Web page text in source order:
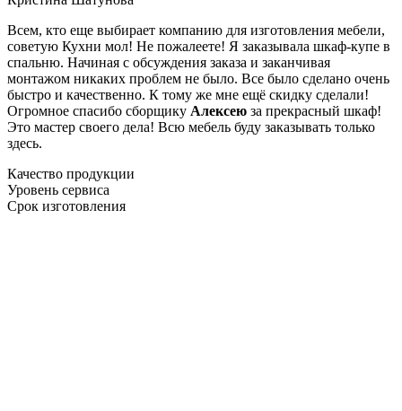
Всем, кто еще выбирает компанию для изготовления мебели,
советую Кухни мол! Не пожалеете! Я заказывала шкаф-купе в
спальню. Начиная с обсуждения заказа и заканчивая
монтажом никаких проблем не было. Все было сделано очень
быстро и качественно. К тому же мне ещё скидку сделали!
Огромное спасибо сборщику Алексею за прекрасный шкаф!
Это мастер своего дела! Всю мебель буду заказывать только
здесь.
Качество продукции
Уровень сервиса
Срок изготовления